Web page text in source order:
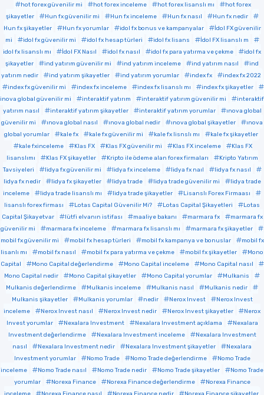
hot forex güvenilir mi
hot forex inceleme hot forex lisanslı mı
hot forex
şikayetler
Hun fx güvenilir mi Hun fx inceleme Hun fx nasıl
Hun fx nedir
Hun fx şikayetler
Hun fx yorumlar idol fx bonus ve kampanyalar
İdol FX güvenilir
mi
idol fx güvenilir mi idol fx hesap türleri idol fx lisans
İdol FX lisanslı m
idol fx lisanslı mı
İdol FX Nasıl idol fx nasıl idol fx para yatırma ve çekme
idol fx
şikayetler
ind yatırım güvenilir mi ind yatırım inceleme ind yatırım nasıl
ind
yatırım nedir
ind yatırım şikayetler ind yatırım yorumlar index fx
index fx 2022
index fx güvenilir mi
index fx inceleme index fx lisanslı mı
index fx şikayetler
inova global güvenilir mi
interaktif yatırım interaktif yatırım güvenilir mi
interaktif
yatırım nasıl
interaktif yatırım şikayetler interaktif yatırım yorumlar
ınova global
güvenilir mi
ınova global nasıl ınova global nedir ınova global şikayetler
ınova
global yorumlar
kale fx kale fx güvenilir mi kale fx lisnslı mı
kale fx şikayetler
kale fxinceleme
Klas FX Klas FX güvenilir mi Klas FX inceleme
Klas FX
lisanslımı
Klas FX şikayetler Kripto ile ödeme alan forex firmaları
Kripto Yatırım
Tavsiyeleri
lidya fx güvenilir mi lidya fx inceleme lidya fx naıl
lidya fx nasıl
lidya fx nedir
lidya fx şikayetler lidya trade lidya trade güvenilir mi
lidya trade
inceleme
lidya trade lisanslı mı lidya trade şikayetler
Lisanslı Forex Firmaası
lisanslı forex firması
Lotas Capital Güvenilir Mi? Lotas Capital Şikayetleri
Lotas
Capital Şikayetvar
lütfi elvanın istifası maaliye bakanı marmara fx
marmara fx
güvenilir mi
marmara fx inceleme marmara fx lisanslı mı
marmara fx şikayetler
mobil fx güvenilir mi
mobil fx hesap türleri mobil fx kampanya ve bonuslar
mobil fx
lisanlı mı
mobil fx nasıl mobil fx para yatırma ve çekme mobil fx şikayetler
Mono
Capital
Mono Capital değerlendirme Mono Capital inceleme
Mono Capital nasıl
Mono Capital nedir
Mono Capital şikayetler Mono Capital yorumlar
Mulkanis
Mulkanis değerlendirme
Mulkanis inceleme Mulkanis nasıl
Mulkanis nedir
Mulkanis şikayetler
Mulkanis yorumlar nedir Nerox Invest
Nerox Invest
inceleme
Nerox Invest nasıl Nerox Invest nedir Nerox Invest şikayetler
Nerox
Invest yorumlar
Nexalara Investment Nexalara Investment açıklama
Nexalara
Investment değerlendirme
Nexalara Investment inceleme
Nexalara Investment
nasıl
Nexalara Investment nedir Nexalara Investment şikayetler
Nexalara
Investment yorumlar
Nomo Trade Nomo Trade değerlendirme
Nomo Trade
inceleme
Nomo Trade nasıl Nomo Trade nedir Nomo Trade şikayetler
Nomo Trade
yorumlar
Norexa Finance Norexa Finance değerlendirme
Norexa Finance